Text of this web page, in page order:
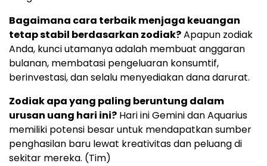
Bagaimana cara terbaik menjaga keuangan
tetap stabil berdasarkan zodiak?Apapun zodiak
Anda, kunci utamanya adalah membuat anggaran
bulanan, membatasi pengeluaran konsumtif,
berinvestasi, dan selalu menyediakan dana darurat.
Zodiak apa yang paling beruntung dalam
urusan uang hari ini? Hari ini Gemini dan Aquarius
memiliki potensi besar untuk mendapatkan sumber
penghasilan baru lewat kreativitas dan peluang di
sekitar mereka. (Tim)